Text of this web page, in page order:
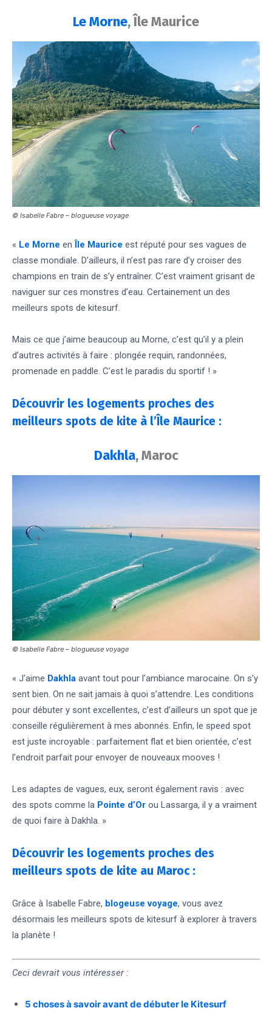
Le Morne, Île Maurice
© Isabelle Fabre – blogueuse voyage
« Le Morne en Île Maurice est réputé pour ses vagues de
classe mondiale. D’ailleurs, il n’est pas rare d’y croiser des
champions en train de s’y entraîner. C’est vraiment grisant de
naviguer sur ces monstres d’eau. Certainement un des
meilleurs spots de kitesurf.
Mais ce que j’aime beaucoup au Morne, c’est qu’il y a plein
d’autres activités à faire : plongée requin, randonnées,
promenade en paddle. C’est le paradis du sportif ! »
Découvrir les logements proches des
meilleurs spots de kite à l’Île Maurice :
Dakhla, Maroc
© Isabelle Fabre – blogueuse voyage
« J’aime Dakhla avant tout pour l’ambiance marocaine. On s’y
sent bien. On ne sait jamais à quoi s’attendre. Les conditions
pour débuter y sont excellentes, c’est d’ailleurs un spot que je
conseille régulièrement à mes abonnés. Enfin, le speed spot
est juste incroyable : parfaitement flat et bien orientée, c’est
l’endroit parfait pour envoyer de nouveaux mooves !
Les adaptes de vagues, eux, seront également ravis : avec
des spots comme la Pointe d’Or ou Lassarga, il y a vraiment
de quoi faire à Dakhla. »
Découvrir les logements proches des
meilleurs spots de kite au Maroc :
Grâce à Isabelle Fabre, blogeuse voyage, vous avez
désormais les meilleurs spots de kitesurf à explorer à travers
la planète !
Ceci devrait vous intéresser :
5 choses à savoir avant de débuter le Kitesurf